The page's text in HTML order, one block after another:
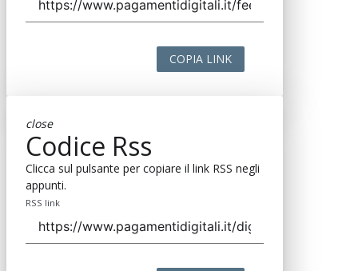
COPIA LINK
close
Codice Rss
Clicca sul pulsante per copiare il link RSS negli
appunti.
RSS link